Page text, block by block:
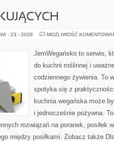
- 23 - 2026 MOŻLIWOŚĆ
JemWegańsko to serwis,
do kuchni roślinnej i
codziennego żywienia. To
spotyka się z
kuchnia wegańska może
i jednocześnie pożywna.
rozwiązań na poranek, posiłek
między posiłkami. Zobacz także